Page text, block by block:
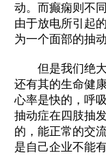
动。而癫痫则不
由于放电所引起
为一个面部的抽
但是我们绝大
还有其的生命健
心率是快的，呼
抽动症在四肢抽
的，能正常的交
是自己企业不能